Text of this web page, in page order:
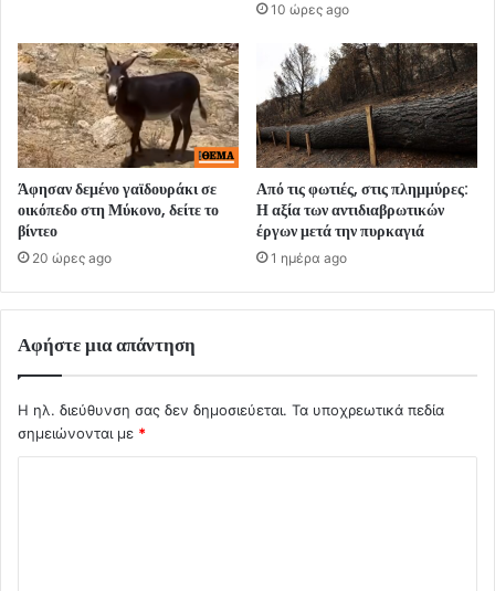
10 ώρες ago
Άφησαν δεμένο γαϊδουράκι σε
οικόπεδο στη Μύκονο, δείτε το
βίντεο
20 ώρες ago
Από τις φωτιές, στις πλημμύρες:
Η αξία των αντιδιαβρωτικών
έργων μετά την πυρκαγιά
1 ημέρα ago
Αφήστε μια απάντηση
Η ηλ. διεύθυνση σας δεν δημοσιεύεται. Τα υποχρεωτικά πεδία
σημειώνονται με *